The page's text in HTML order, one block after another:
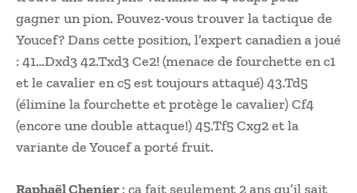
gagner un pion. Pouvez-vous trouver la tactique de
Youcef? Dans cette position, l’expert canadien a joué
: 41…Dxd3 42.Txd3 Ce2! (menace de fourchette en c1
et le cavalier en c5 est toujours attaqué) 43.Td5
(élimine la fourchette et protège le cavalier) Cf4
(encore une double attaque!) 45.Tf5 Cxg2 et la
variante de Youcef a porté fruit.
Raphaël Chenier: ça fait seulement 2 ans qu’il sait